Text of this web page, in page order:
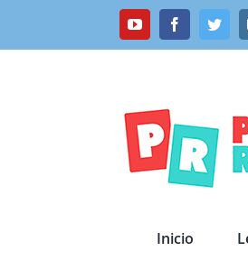
YouTubeFacebook
Inicio